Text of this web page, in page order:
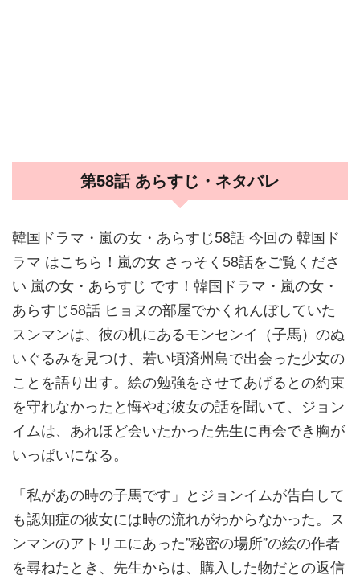
第58話 あらすじ・ネタバレ
韓国ドラマ・嵐の女・あらすじ58話 今回の 韓国ド
ラマ はこちら！嵐の女 さっそく58話をご覧くださ
い 嵐の女・あらすじ です！韓国ドラマ・嵐の女・
あらすじ58話 ヒョヌの部屋でかくれんぼしていた
スンマンは、彼の机にあるモンセンイ（子馬）のぬ
いぐるみを見つけ、若い頃済州島で出会った少女の
ことを語り出す。絵の勉強をさせてあげるとの約束
を守れなかったと悔やむ彼女の話を聞いて、ジョン
イムは、あれほど会いたかった先生に再会でき胸が
いっぱいになる。
「私があの時の子馬です」とジョンイムが告白して
も認知症の彼女には時の流れがわからなかった。ス
ンマンのアトリエにあった”秘密の場所”の絵の作者
を尋ねたとき、先生からは、購入した物だとの返信